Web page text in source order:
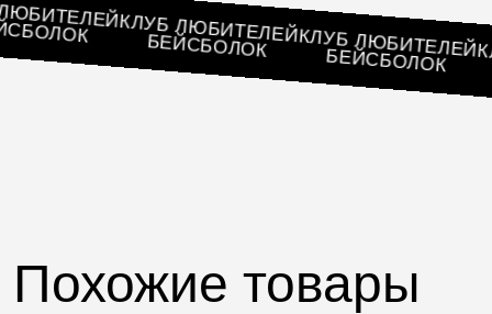
ЛЮБИТЕЛЕЙ
БЕЙСБОЛОК КЛУБ ЛЮБИТЕЛЕЙ
БЕЙСБОЛОК КЛУББЕЙСБОЛОК
Похожие товары